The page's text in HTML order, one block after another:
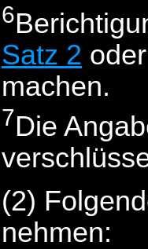
6
Satz 2
machen.
7Die
(2)
nehmen: